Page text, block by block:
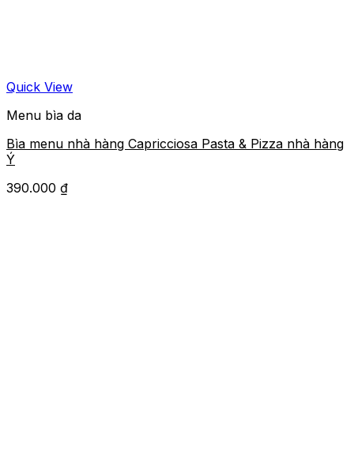
Quick View
Menu bìa da
Bìa menu nhà hàng Capricciosa Pasta & Pizza nhà hàng
Ý
390.000 ₫